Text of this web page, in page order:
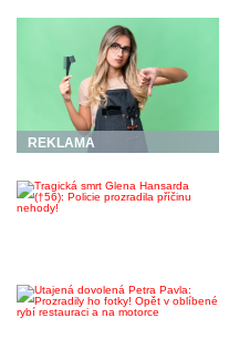
REKLAMA